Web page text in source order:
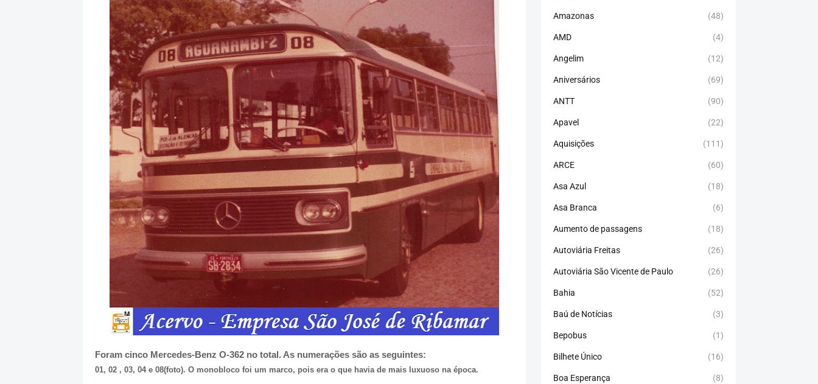
Foram cinco Mercedes-Benz O-362 no total. As numerações são as seguintes:
01, 02 , 03, 04 e 08(foto). O monobloco foi um marco, pois era o que havia de mais luxuoso na época.
Amazonas (48)
AMD (4)
Angelim (12)
Aniversários (69)
ANTT (90)
Apavel (22)
Aquisições (111)
ARCE (60)
Asa Azul (18)
Asa Branca (6)
Aumento de passagens (18)
Autoviária Freitas (26)
Autoviária São Vicente de Paulo (26)
Bahia (52)
Baú de Notícias (3)
Bepobus (1)
Bilhete Único (16)
Boa Esperança (8)